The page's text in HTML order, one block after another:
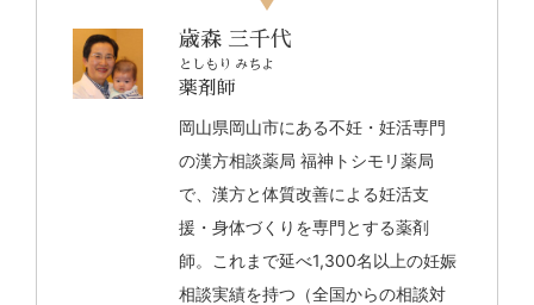
歳森 三千代
としもり みちよ
薬剤師
岡山県岡山市にある不妊・妊活専門
の漢方相談薬局 福神トシモリ薬局
で、漢方と体質改善による妊活支
援・身体づくりを専門とする薬剤
師。これまで延べ1,300名以上の妊娠
相談実績を持つ（全国からの相談対